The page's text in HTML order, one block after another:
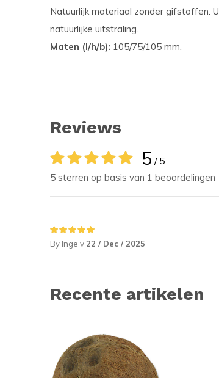
Natuurlijk materiaal zonder gifstoffen.
natuurlijke uitstraling.
Maten (l/h/b): 105/75/105 mm.
Reviews
5 / 5
5 sterren op basis van 1 beoordelingen
By Inge v 22 / Dec / 2025
Recente artikelen